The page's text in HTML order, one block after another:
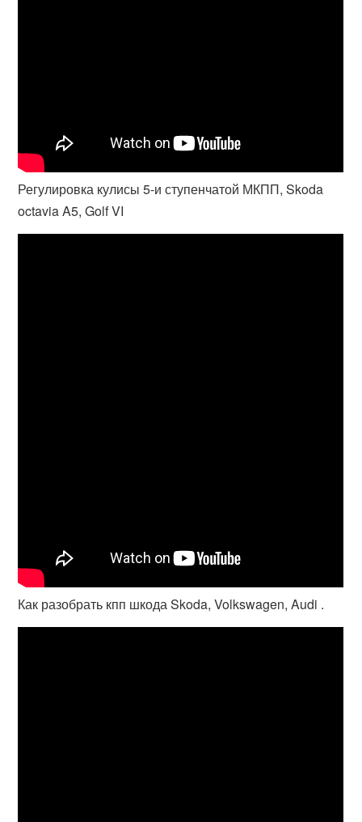
Регулировка кулисы 5-и ступенчатой МКПП, Skoda
octavia A5, Golf VI
Как разобрать кпп шкода Skoda, Volkswagen, Audi .